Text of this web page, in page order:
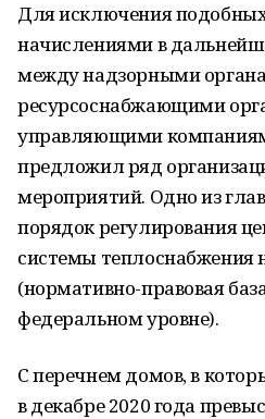
Для исключения
начислениями в
между надзорными
ресурсоснабжающими
управляющими
предложил ряд
мероприятий. Одно из
порядок регулирования
системы теплоснабжения
(нормативно-правовая
федеральном уровне).
С перечнем домов, в
в декабре 2020 года